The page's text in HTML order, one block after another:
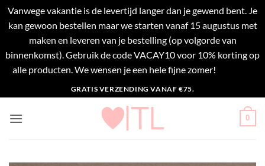
Vanwege vakantie is de levertijd langer dan je gewend bent. Je
kan gewoon bestellen maar we starten vanaf 15 augustus met
maken en leveren van je bestelling (op volgorde van
binnenkomst). Gebruik de code VACAY10 voor 10% korting op
alle producten. We wensen je een hele fijne zomer!
naar
inhoud
GRATIS VERZENDING VANAF €75.
0